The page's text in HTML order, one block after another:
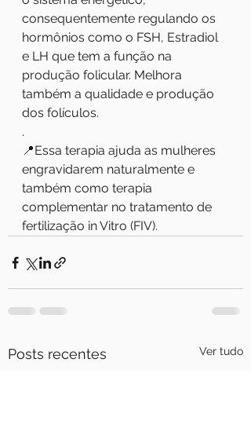
consequentemente regulando os
hormônios como o FSH, Estradiol
e LH que tem a função na
produção folicular. Melhora
também a qualidade e produção
dos folículos.
.
📍Essa terapia ajuda as mulheres
engravidarem naturalmente e
também como terapia
complementar no tratamento de
fertilização in Vitro (FIV).
Posts recentes Ver tudo